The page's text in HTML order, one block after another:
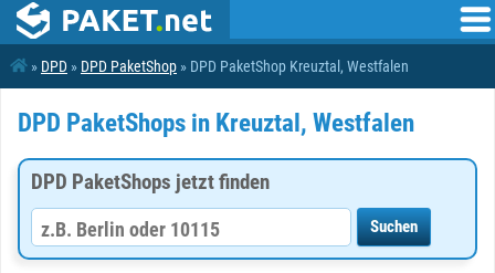
» DPD » DPD PaketShop » DPD PaketShop Kreuztal, Westfalen
DPD PaketShops in Kreuztal, Westfalen
DPD PaketShops jetzt finden